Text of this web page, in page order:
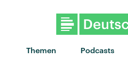
Themen Podcasts